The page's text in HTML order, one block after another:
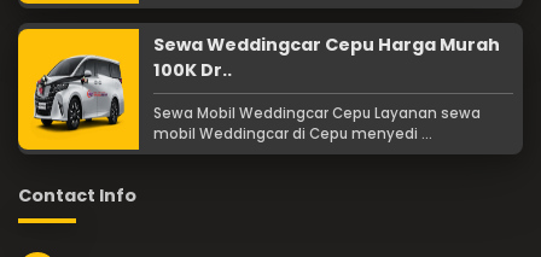
Sewa Weddingcar Cepu Harga Murah
100K Dr..
Sewa Mobil Weddingcar Cepu Layanan sewa
mobil Weddingcar di Cepu menyedi ...
Contact Info